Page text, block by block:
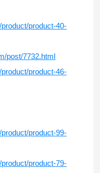
product-40-
post/7732.html
product-46-
product-99-
product-79-